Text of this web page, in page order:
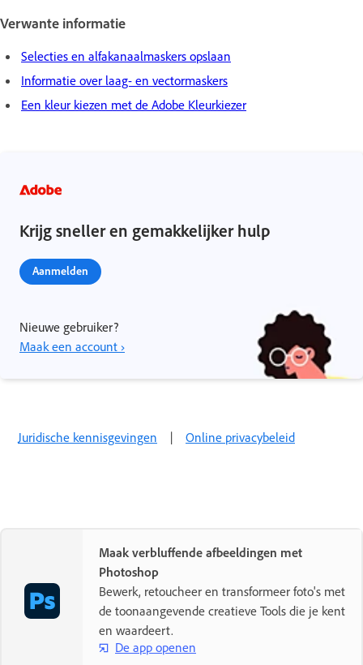
Verwante informatie
Selecties en alfakanaalmaskers opslaan
Informatie over laag- en vectormaskers
Een kleur kiezen met de Adobe Kleurkiezer
Krijg sneller en gemakkelijker hulp
Aanmelden
Nieuwe gebruiker?
Maak een account ›
Juridische kennisgevingen | Online privacybeleid
Maak verbluffende afbeeldingen met
Photoshop
Bewerk, retoucheer en transformeer foto's met
de toonaangevende creatieve Tools die je kent
en waardeert.
De app openen